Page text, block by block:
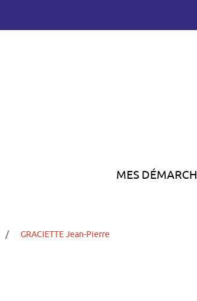
MES
GRACIETTE Jean-Pierre